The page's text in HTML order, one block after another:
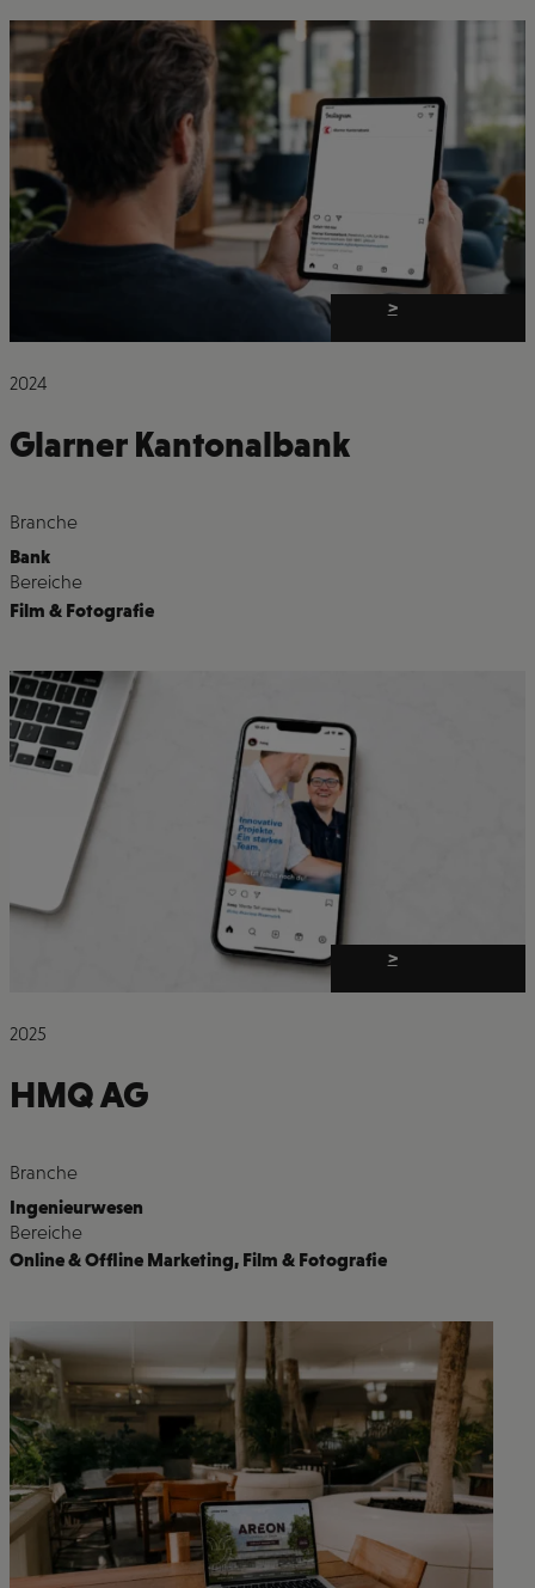
>
2024
Glarner Kantonalbank
Branche
Bank
Bereiche
Film & Fotografie
>
2025
HMQ AG
Branche
Ingenieurwesen
Bereiche
Online & Offline Marketing, Film & Fotografie